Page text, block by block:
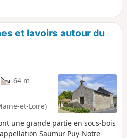
pèlerins descendant vers
vénérer une relique rapportée
de la Vierge.
et lavoirs autour du
-64 m
et-Loire)
une grande partie en sous-bois
Saumur Puy-Notre-